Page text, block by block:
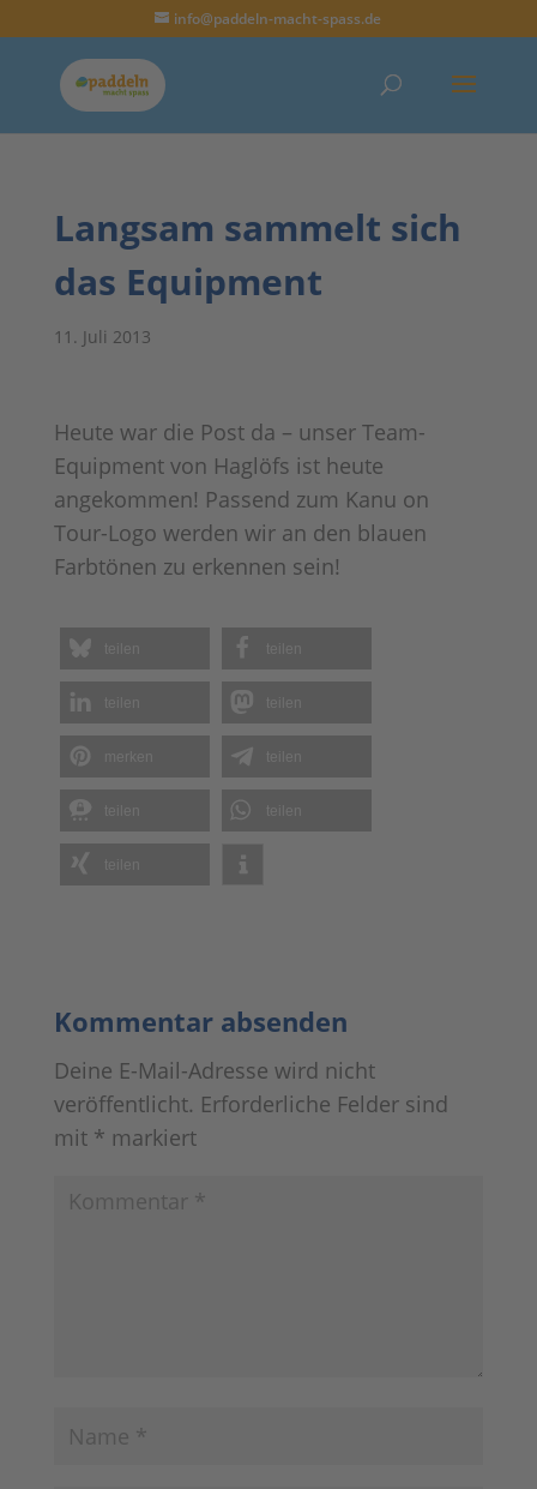
info@paddeln-macht-spass.de
Langsam sammelt sich
das Equipment
11. Juli 2013
Heute war die Post da – unser Team-
Equipment von Haglöfs ist heute
angekommen! Passend zum Kanu on
Tour-Logo werden wir an den blauen
Farbtönen zu erkennen sein!
Kommentar absenden
Deine E-Mail-Adresse wird nicht
veröffentlicht. Erforderliche Felder sind
mit * markiert